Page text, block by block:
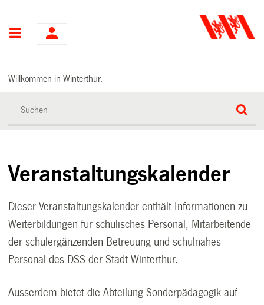
Hauptnavigation
Willkommen in Winterthur.
Veranstaltungskalender
Dieser Veranstaltungskalender enthält Informationen zu
Weiterbildungen für schulisches Personal, Mitarbeitende
der schulergänzenden Betreuung und schulnahes
Personal des DSS der Stadt Winterthur.
Ausserdem bietet die Abteilung Sonderpädagogik auf